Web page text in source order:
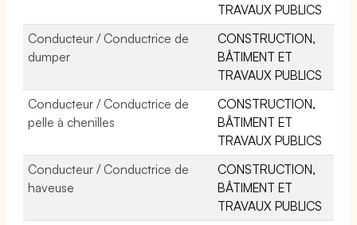
TRAVAUX PUBLICS
Conducteur / Conductrice de
dumper
CONSTRUCTION,
BÂTIMENT ET
TRAVAUX PUBLICS
Conducteur / Conductrice de
pelle à chenilles
CONSTRUCTION,
BÂTIMENT ET
TRAVAUX PUBLICS
Conducteur / Conductrice de
haveuse
CONSTRUCTION,
BÂTIMENT ET
TRAVAUX PUBLICS